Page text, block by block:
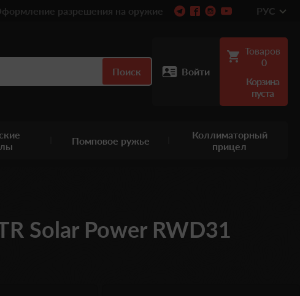
разрешения на оружие РУС
Поиск Войти
Товаров
0
Корзина
пуста
Помповое ружье
Коллиматорный
прицел
Solar Power RWD31